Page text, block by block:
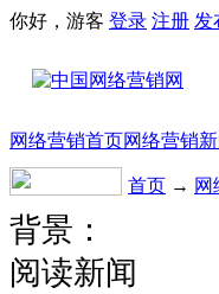
你好，游客 登录 注册 发
网络营销首页网络营销
首页 → 网
背景：
阅读新闻